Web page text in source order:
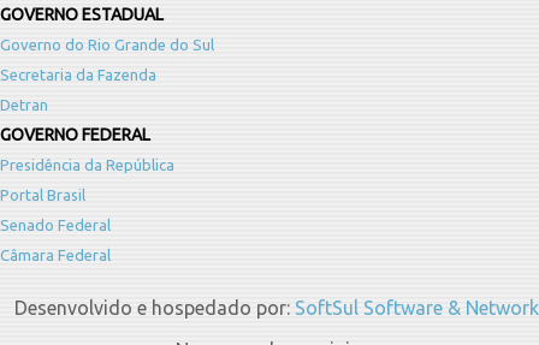
GOVERNO ESTADUAL
Governo do Rio Grande do Sul
Secretaria da Fazenda
Detran
GOVERNO FEDERAL
Presidência da República
Portal Brasil
Senado Federal
Câmara Federal
Desenvolvido e hospedado por: SoftSul Software & Network